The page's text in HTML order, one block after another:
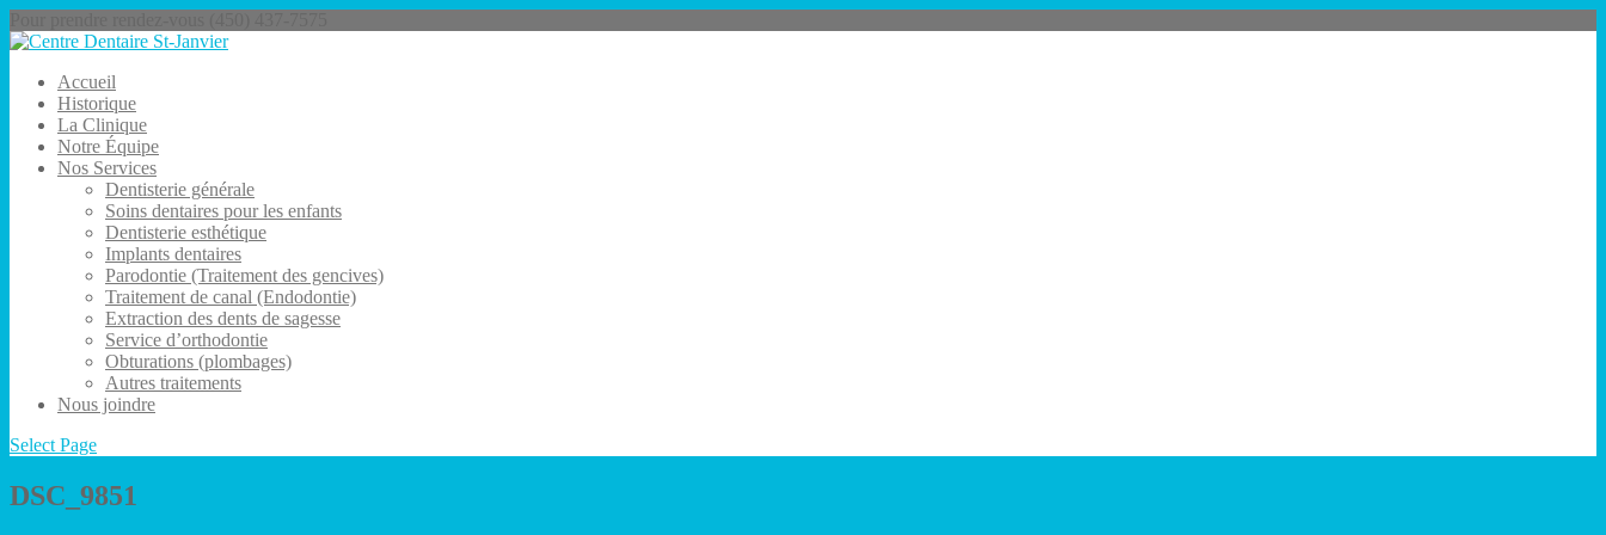
Accueil
Historique
La Clinique
Notre Équipe
Nos Services
Dentisterie générale
Soins dentaires pour les enfants
Dentisterie esthétique
Implants dentaires
Parodontie (Traitement des gencives)
Traitement de canal (Endodontie)
Extraction des dents de sagesse
Service d’orthodontie
Obturations (plombages)
Autres traitements
Nous joindre
Select Page
DSC_9851